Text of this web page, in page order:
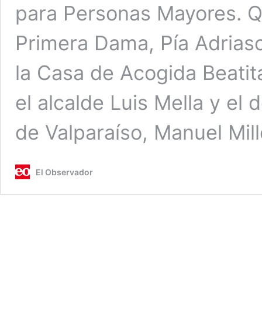
para Personas Mayores.
Primera Dama, Pía
la Casa de Acogida
el alcalde Luis Mella y el
de Valparaíso, Manuel
El Observador